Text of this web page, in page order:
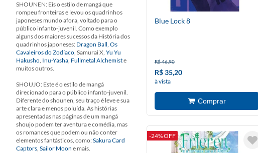
SHOUNEN: Eis o estilo de mangá que
rompeu fronteiras e levou os quadrinhos
japoneses mundo afora, voltado para o
público infanto-juvenil. Como exemplo
alguns dos maiores sucessos da História dos
quadrinhos japoneses: Dragon Ball, Os
Cavaleiros do Zodíaco, Samurai X, Yu Yu
Hakusho, Inu-Yasha, Fullmetal Alchemiste
muitos outros.
SHOUJO: Este é o estilo de mangá
direcionado para o público infanto-juvenil.
Diferente do shounen, seu traço é leve e sua
arte clara e menos poluída. As histórias
apresentadas nas páginas de um mangá
shoujo podem ter aventura e comédia, mas
os romances que podem ou não conter
elementos fantásticos, como:Sakura Card
Captors, Sailor Moon e mais.
Blue Lock 8
R$ 46,90
R$ 35,20
à vista
-24% OFF